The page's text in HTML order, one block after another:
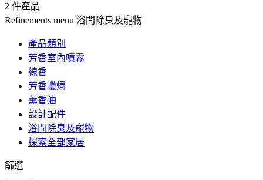
2 件產品
Refinements menu 浴間除臭及寵物
產品類別
芳香室內噴霧
線香
芳香蠟燭
薰香油
設計配件
浴間除臭及寵物
探索全部家居
篩選